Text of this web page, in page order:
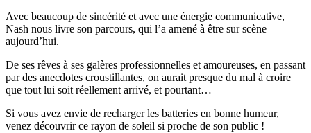
Avec beaucoup de sincérité et avec une énergie communicative,
Nash nous livre son parcours, qui l’a amené à être sur scène
aujourd’hui.
De ses rêves à ses galères professionnelles et amoureuses, en passant
par des anecdotes croustillantes, on aurait presque du mal à croire
que tout lui soit réellement arrivé, et pourtant…
Si vous avez envie de recharger les batteries en bonne humeur,
venez découvrir ce rayon de soleil si proche de son public !